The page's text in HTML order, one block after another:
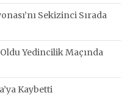
Sekizinci Sırada
Yedincilik Maçında
Kaybetti